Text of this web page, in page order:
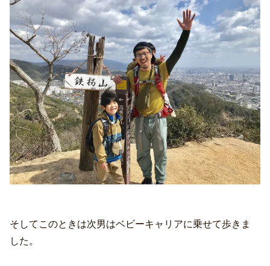
そしてこのときは次男はベビーキャリアに乗せて歩きま
した。